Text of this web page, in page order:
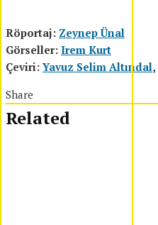
Röportaj: Zeynep Ünal
Görseller: Irem Kurt
Çeviri:Yavuz Selim Altındal,
Share
Related